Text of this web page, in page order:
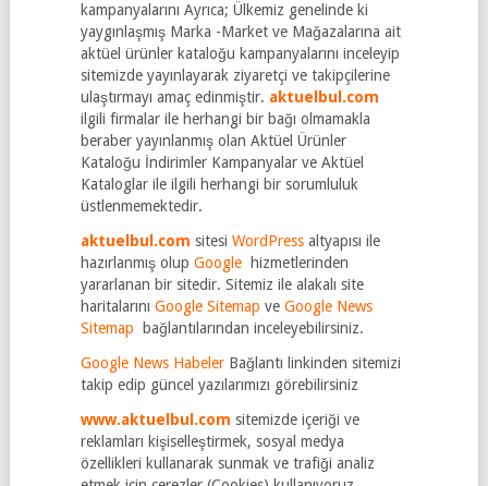
kampanyalarını Ayrıca; Ülkemiz genelinde ki
yaygınlaşmış Marka -Market ve Mağazalarına ait
aktüel ürünler kataloğu kampanyalarını inceleyip
sitemizde yayınlayarak ziyaretçi ve takipçilerine
ulaştırmayı amaç edinmiştir. aktuelbul.com
ilgili firmalar ile herhangi bir bağı olmamakla
beraber yayınlanmış olan Aktüel Ürünler
Kataloğu İndirimler Kampanyalar ve Aktüel
Kataloglar ile ilgili herhangi bir sorumluluk
üstlenmemektedir.
aktuelbul.com sitesi WordPressaltyapısı ile
hazırlanmış olup Googlehizmetlerinden
yararlanan bir sitedir. Sitemiz ile alakalı site
haritalarını Google Sitemap ve Google News
Sitemap
bağlantılarından inceleyebilirsiniz.
Google News Habeler Bağlantı linkinden sitemizi
takip edip güncel yazılarımızı görebilirsiniz
www.aktuelbul.com sitemizde içeriği ve
reklamları kişiselleştirmek, sosyal medya
özellikleri kullanarak sunmak ve trafiği analiz